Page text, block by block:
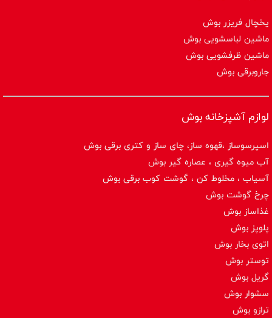
یخچال فریزر بوش
ماشین لباسشویی بوش
ماشین ظرفشویی بوش
جاروبرقی بوش
لوازم آشپزخانه بوش
اسپرسوساز ،قهوه ساز، چای ساز و کتری برقی بوش
آب میوه گیری ، عصاره گیر بوش
آسیاب ، مخلوط کن ، گوشت کوب برقی بوش
چرخ گوشت بوش
غذاساز بوش
پلوپز بوش
اتوی بخار بوش
توستر بوش
گریل بوش
سشوار بوش
ترازو بوش